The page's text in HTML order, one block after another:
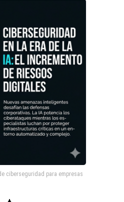
ciberseguridad para empresas